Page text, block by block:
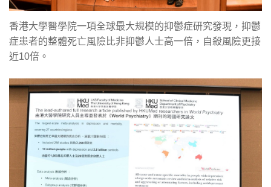
香港大學醫學院一項全球最大規模的抑鬱症研究發現，抑鬱
症患者的整體死亡風險比非抑鬱人士高一倍，自殺風險更接
近10倍。